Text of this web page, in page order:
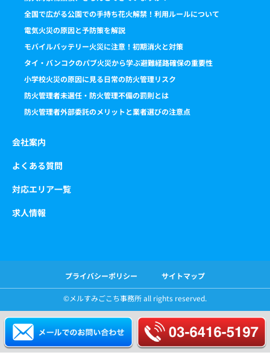
全国で広がる公園での手持ち花火解禁！利用ルールについて
電気火災の原因と予防策を解説
モバイルバッテリー火災に注意！初期消火と対策
タイ・バンコクのパブ火災から学ぶ避難経路確保の重要性
小学校火災の原因に見る日常の防火管理リスク
防火管理者未選任・防火管理不備の罰則とは
防火管理者外部委託のメリットと業者選びの注意点
会社案内
よくある質問
対応エリア一覧
求人情報
プライバシーポリシー サイトマップ
©️メルすみごこち事務所 all rights reserved.